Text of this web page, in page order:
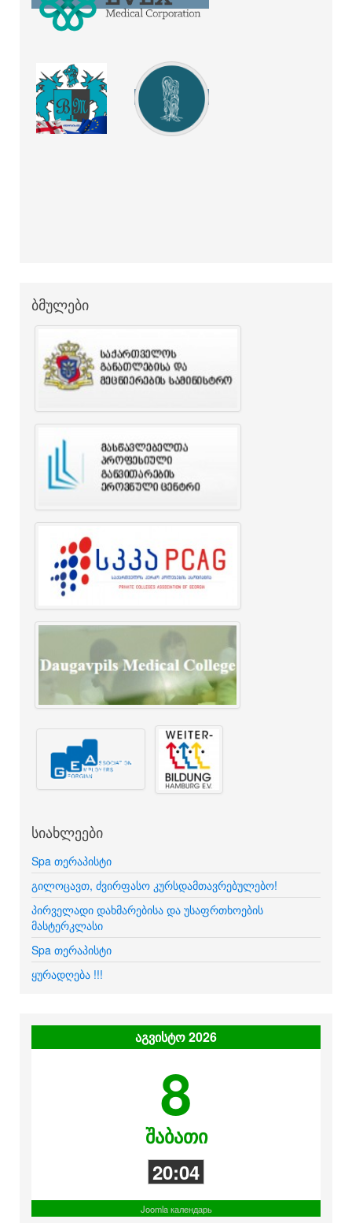
ბმულები
სიახლეები
Spa თერაპისტი
გილოცავთ, ძვირფასო კურსდამთავრებულებო!
პირველადი დახმარებისა და უსაფრთხოების
მასტერკლასი
Spa თერაპისტი
ყურადღება !!!
აგვისტო 2026
8
შაბათი
20:04
Joomla календарь